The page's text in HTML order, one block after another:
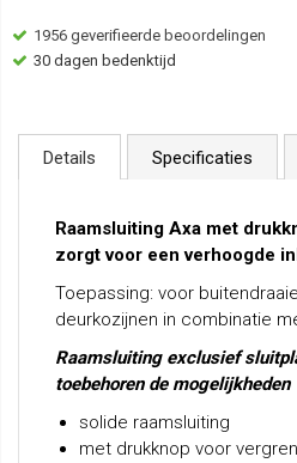
1956 geverifieerde beoordelingen
30 dagen bedenktijd
Details Specificaties
Raamsluiting Axa met
zorgt voor een verhoogde
Toepassing: voor
deurkozijnen in combinatie
Raamsluiting exclusief
toebehoren de mogelijkheden
solide raamsluiting
met drukknop voor